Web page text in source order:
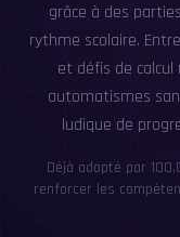
grâce à des
rythme scolaire.
et défis de
automatismes
ludique de
Déjà adopté par
renforcer les